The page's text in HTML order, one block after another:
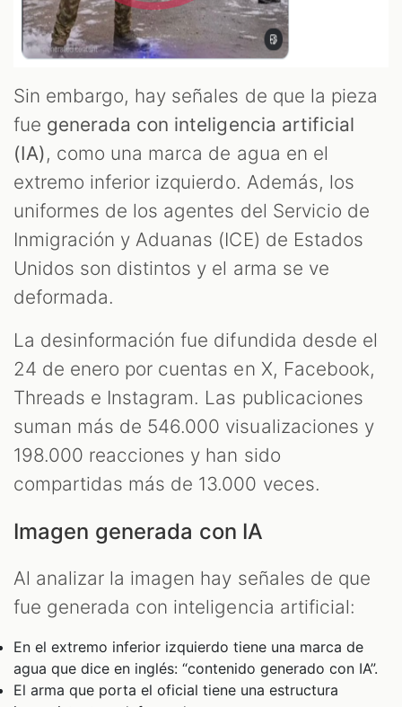
Sin embargo, hay señales de que la pieza
fue generada con inteligencia artificial
(IA), como una marca de agua en el
extremo inferior izquierdo. Además, los
uniformes de los agentes del Servicio de
Inmigración y Aduanas (ICE) de Estados
Unidos son distintos y el arma se ve
deformada.
La desinformación fue difundida desde el
24 de enero por cuentas en X, Facebook,
Threads e Instagram. Las publicaciones
suman más de 546.000 visualizaciones y
198.000 reacciones y han sido
compartidas más de 13.000 veces.
Imagen generada con IA
Al analizar la imagen hay señales de que
fue generada con inteligencia artificial:
En el extremo inferior izquierdo tiene una marca de
agua que dice en inglés: “contenido generado con IA”.
El arma que porta el oficial tiene una estructura